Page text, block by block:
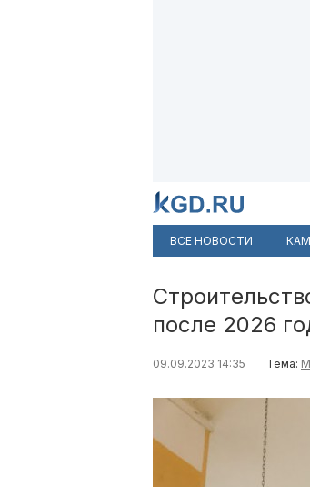
ВСЕ НОВОСТИ
после 2026
09.09.2023 14:35 Тема: